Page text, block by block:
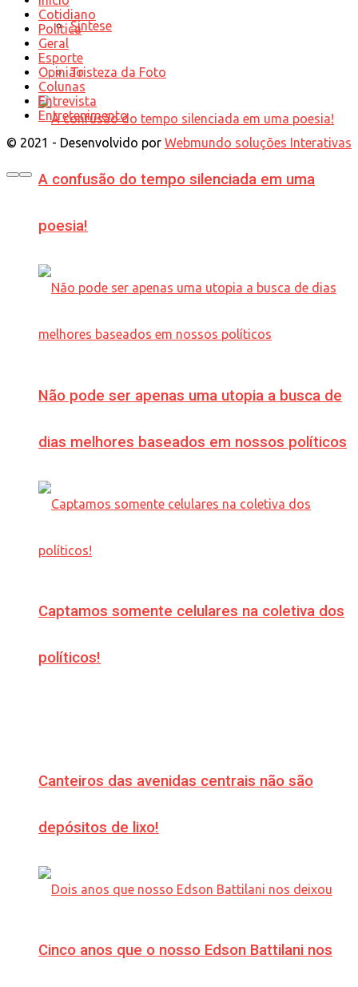
Síntese
Tristeza da Foto
A confusão do tempo silenciada em uma
poesia!
Não pode ser apenas uma utopia a busca de
dias melhores baseados em nossos políticos
Captamos somente celulares na coletiva dos
políticos!
Canteiros das avenidas centrais não são
depósitos de lixo!
Cinco anos que o nosso Edson Battilani nos
Cotidiano
Política
Geral
Esporte
Opinião
Colunas
Entrevista
Entretenimento
© 2021 - Desenvolvido por Webmundo soluções Interativas